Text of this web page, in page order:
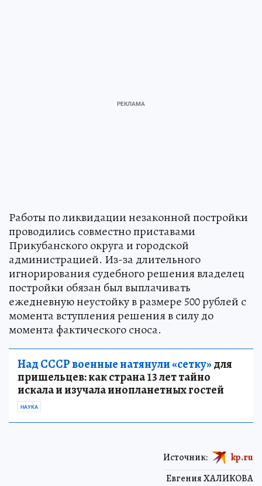
Работы по ликвидации незаконной постройки
проводились совместно приставами
Прикубанского округа и городской
администрацией. Из-за длительного
игнорирования судебного решения владелец
постройки обязан был выплачивать
ежедневную неустойку в размере 500 рублей с
момента вступления решения в силу до
момента фактического сноса.
Над СССР военные натянули «сетку»для
пришельцев: как страна 13 лет тайно
искала и изучала инопланетных гостей
НАУКА
Евгения ХАЛИКОВА
Источник: kp.ru